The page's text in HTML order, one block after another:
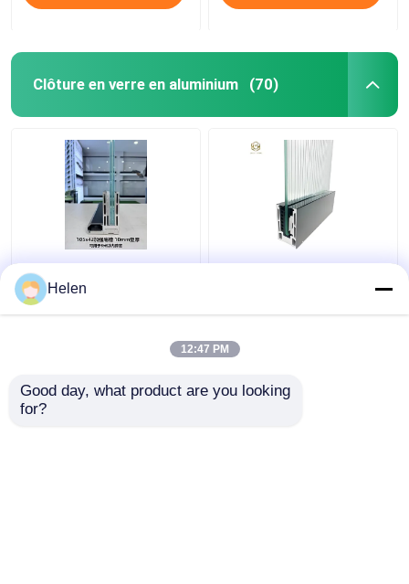
Clôture en verre en aluminium (70)
Panneaux de verre
trempé Piscine de
natation Clôture
Panneaux de clôture en
Helen
12:47 PM
Good day, what product are you looking
for?